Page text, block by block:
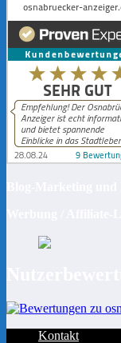
Kontakt